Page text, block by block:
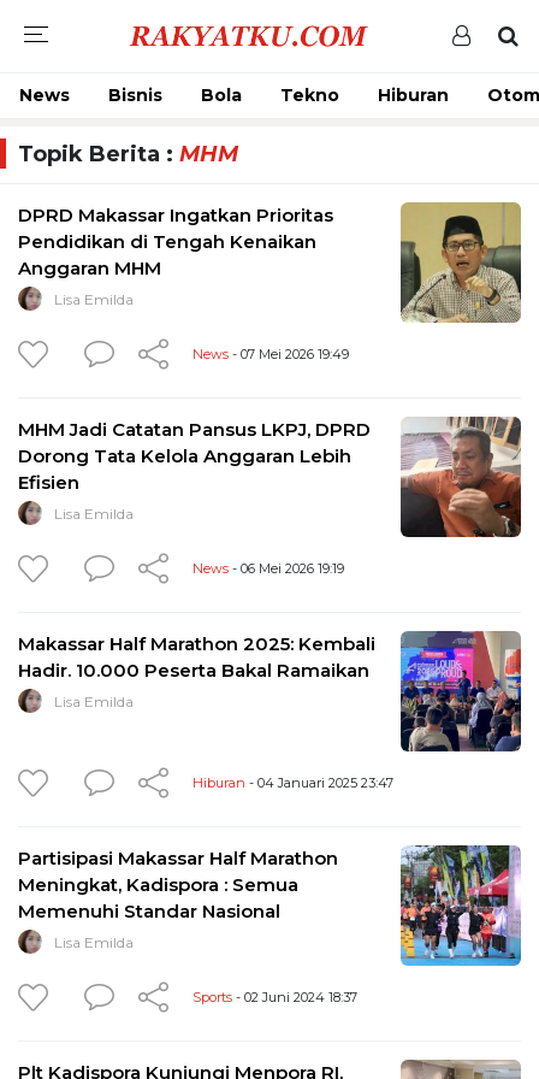
News Bisnis Bola Tekno Hiburan
Topik Berita : MHM
DPRD Makassar Ingatkan Prioritas
Pendidikan di Tengah Kenaikan
Anggaran MHM
Lisa Emilda
News - 07 Mei 2026 19:49
MHM Jadi Catatan Pansus LKPJ, DPRD
Dorong Tata Kelola Anggaran Lebih
Efisien
Lisa Emilda
News - 06 Mei 2026 19:19
Makassar Half Marathon 2025: Kembali
Hadir. 10.000 Peserta Bakal Ramaikan
Lisa Emilda
Hiburan - 04 Januari 2025 23:47
Partisipasi Makassar Half Marathon
Meningkat, Kadispora : Semua
Memenuhi Standar Nasional
Lisa Emilda
Sports - 02 Juni 2024 18:37
Plt Kadispora Kunjungi Menpora RI,